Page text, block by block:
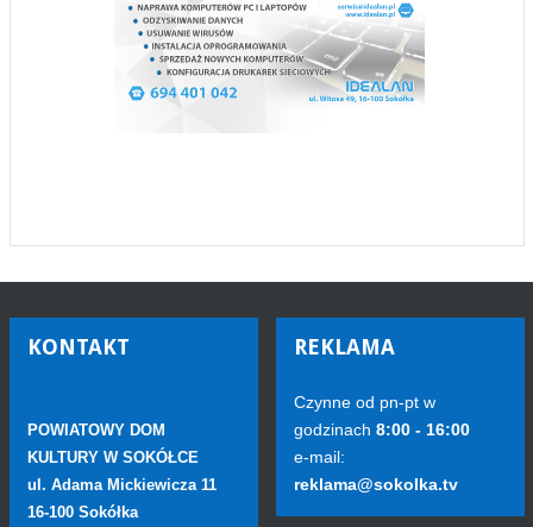
KONTAKT
POWIATOWY DOM
KULTURY W SOKÓŁCE
ul. Adama Mickiewicza 11
16-100 Sokółka
REKLAMA
Czynne od pn-pt w
godzinach 8:00 - 16:00
e-mail:
reklama@sokolka.tv